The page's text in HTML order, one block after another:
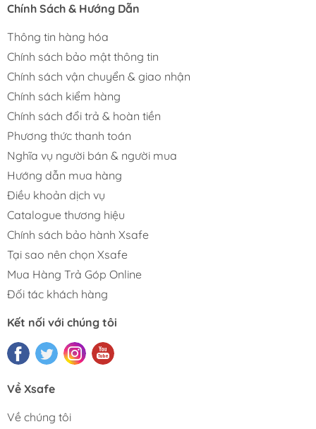
Chính Sách & Hướng Dẫn
Thông tin hàng hóa
Chính sách bảo mật thông tin
Chính sách vận chuyển & giao nhận
Chính sách kiểm hàng
Chính sách đổi trả & hoàn tiền
Phương thức thanh toán
Nghĩa vụ người bán & người mua
Hướng dẫn mua hàng
Điều khoản dịch vụ
Catalogue thương hiệu
Chính sách bảo hành Xsafe
Tại sao nên chọn Xsafe
Mua Hàng Trả Góp Online
Đối tác khách hàng
Kết nối với chúng tôi
Về Xsafe
Về chúng tôi